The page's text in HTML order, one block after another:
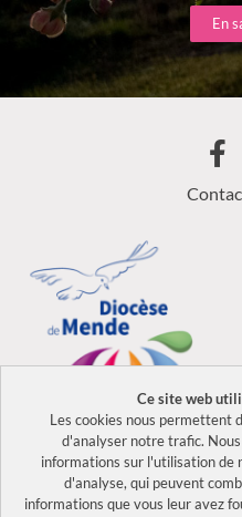
En
2026 Tous droits réservés
Politique
Ce site web
Les cookies nous permettent
d'analyser notre trafic.
informations sur l'utilisation de
d'analyse, qui peuvent
informations que vous leur avez